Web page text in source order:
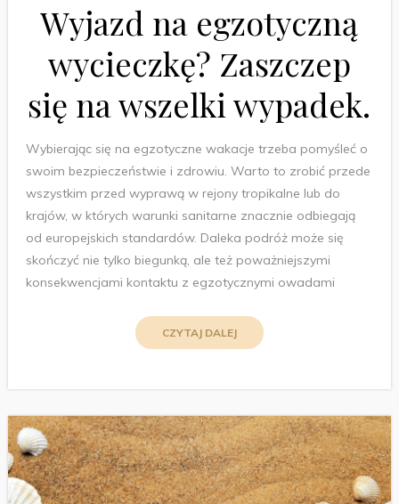
Wyjazd na egzotyczną
wycieczkę? Zaszczep
się na wszelki wypadek.
Wybierając się na egzotyczne wakacje trzeba pomyśleć o
swoim bezpieczeństwie i zdrowiu. Warto to zrobić przede
wszystkim przed wyprawą w rejony tropikalne lub do
krajów, w których warunki sanitarne znacznie odbiegają
od europejskich standardów. Daleka podróż może się
skończyć nie tylko biegunką, ale też poważniejszymi
konsekwencjami kontaktu z egzotycznymi owadami
CZYTAJ DALEJ